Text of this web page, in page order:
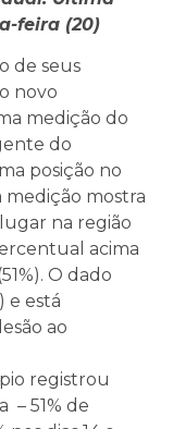
feira (20)
de seus
novo
medição do
do
posição no
medição mostra
na região
acima
O dado
e está
ao
registrou
– 51% de